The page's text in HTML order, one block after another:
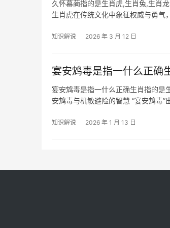
久怀慕蔺指的是生肖虎,生肖兔,生肖
生肖虎在传统文化中象征权威与勇气
知识解说 2026 年 3 月 12 日
宴安鸩毒是指一什么正确
宴安鸩毒是指一什么正确生肖指的是
安鸩毒与机敏避险的智慧 “宴安鸩毒
知识解说 2026 年 1 月 13 日